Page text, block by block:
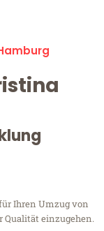
Ihren Umzug von
Qualität einzugehen.